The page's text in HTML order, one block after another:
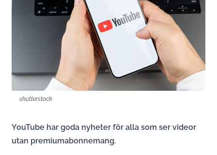
shutterstock
YouTube har goda nyheter för alla som ser videor
utan premiumabonnemang.